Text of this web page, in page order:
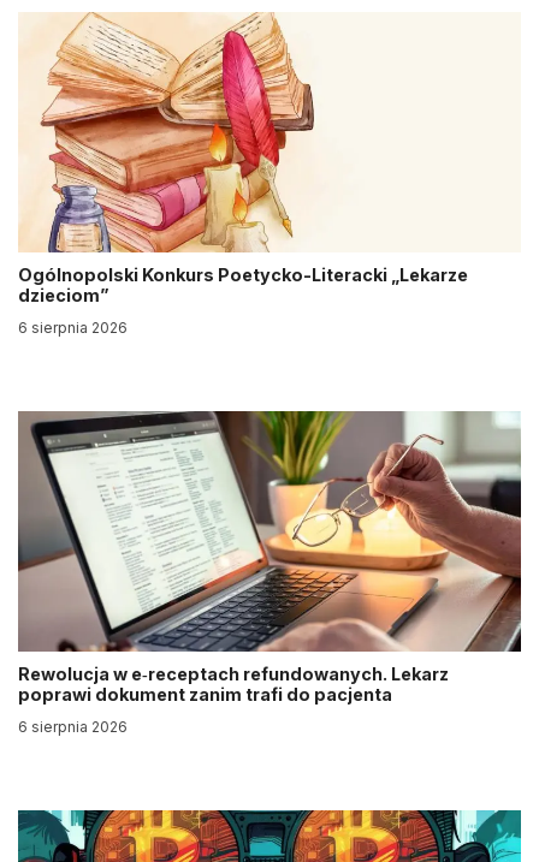
Ogólnopolski Konkurs Poetycko-Literacki „Lekarze
dzieciom”
6 sierpnia 2026
Rewolucja w e‑receptach refundowanych. Lekarz
poprawi dokument zanim trafi do pacjenta
6 sierpnia 2026